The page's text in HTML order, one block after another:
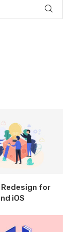
Redesign for
iOS